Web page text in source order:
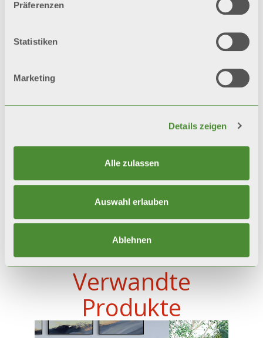
Präferenzen
Statistiken
Marketing
Details zeigen
Alle zulassen
Auswahl erlauben
Ablehnen
Lieferumfang enthalten
Verwandte
Produkte